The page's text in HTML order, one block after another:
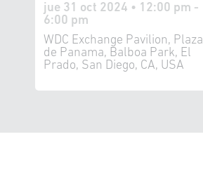
jue 31 oct 2024 • 12:00 pm -
6:00 pm
WDC Exchange Pavilion, Plaza
de Panama, Balboa Park, El
Prado, San Diego, CA, USA